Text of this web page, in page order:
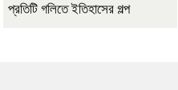
প্রতিটি গলিতে ইতিহাসের গল্প